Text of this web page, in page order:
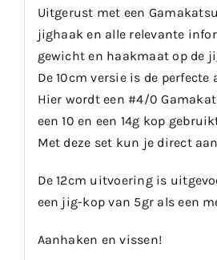
Uitgerust met een
jighaak en alle relevante
gewicht en haakmaat op de
De 10cm versie is de
Hier wordt een #4/0
een 10 en een 14g kop
Met deze set kun je direct
De 12cm uitvoering is
een jig-kop van 5gr als een
Aanhaken en vissen!